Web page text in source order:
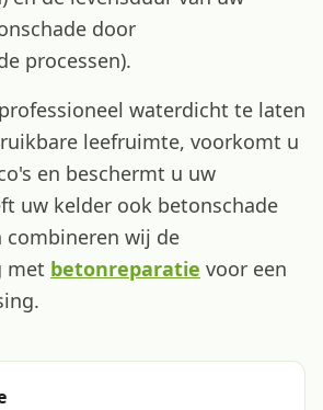
door
processen).
waterdicht te laten
leefruimte, voorkomt u
en beschermt u uw
uw kelder ook betonschade
combineren wij de
met betonreparatie voor een